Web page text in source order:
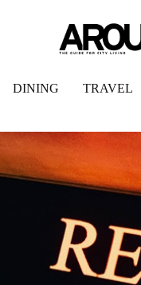
DINING TRAVEL